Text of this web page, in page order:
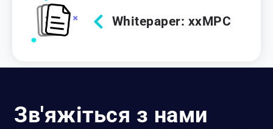
Whitepaper: xxMPC
Зв'яжіться з нами